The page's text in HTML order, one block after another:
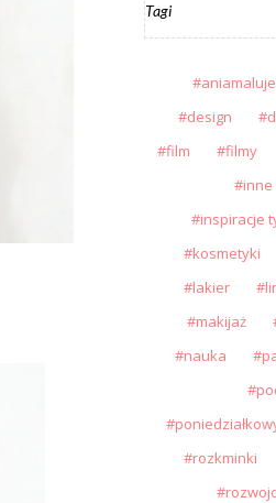
Tagi
aniamaluje
design
film
filmy
inne
inspiracje
kosmetyki
lakier
makijaż
nauka
rozkminki